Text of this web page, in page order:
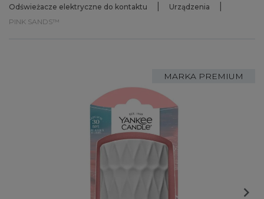
Odświeżacze elektryczne do kontaktu
Urządzenia
PINK SANDS™
MARKA PREMIUM
